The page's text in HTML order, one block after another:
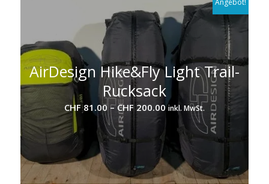
AirDesign Hike&Fly Light Trail-
Rucksack
CHF81.00 –CHF200.00Preisspanne:
CHF 81.00
CHF 200.00
inkl. MwSt.